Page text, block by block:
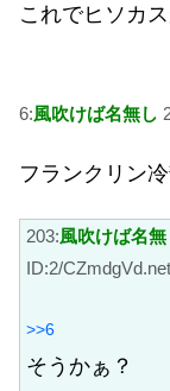
これでヒソカ
6:風吹けば名無し
フランクリン
203:風吹けば名無
ID:2/CZmdgVd.net
>>6
そうかぁ？